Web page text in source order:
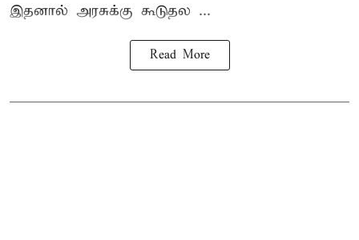
இதனால் அரசுக்கு கூடுதல ...
Read More